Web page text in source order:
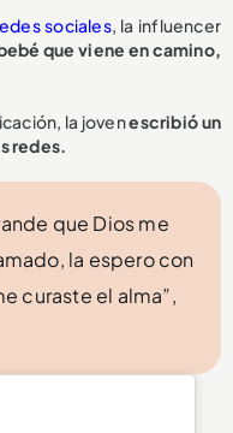
sociales, la influencer
que viene en camino,
la jovenescribió un
redes.
que Dios me
la espero con
curaste el alma”,